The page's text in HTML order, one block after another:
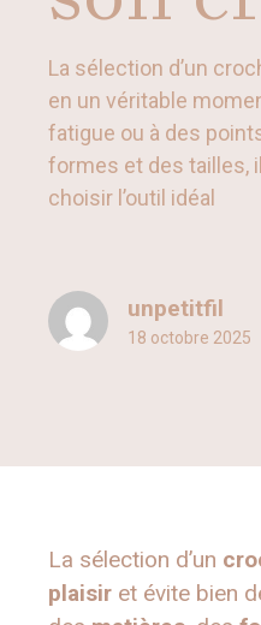
La sélection d’un
en un véritable
fatigue ou à des
formes et des tailles,
choisir l’outil idéal
unpetitfil
18 octobre 2025
La sélection d’un
plaisir et évite bien